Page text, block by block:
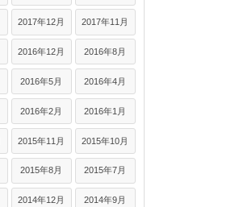
2017年12月 2017年11月
2016年12月 2016年8月
2016年5月 2016年4月
2016年2月 2016年1月
2015年11月 2015年10月
2015年8月 2015年7月
2014年12月 2014年9月